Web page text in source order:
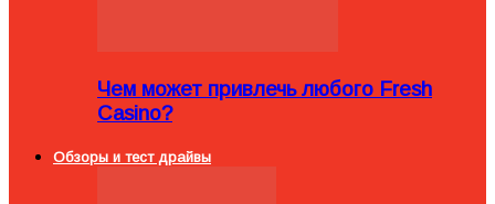
Чем может привлечь любого Fresh
Casino?
Обзоры и тест драйвы